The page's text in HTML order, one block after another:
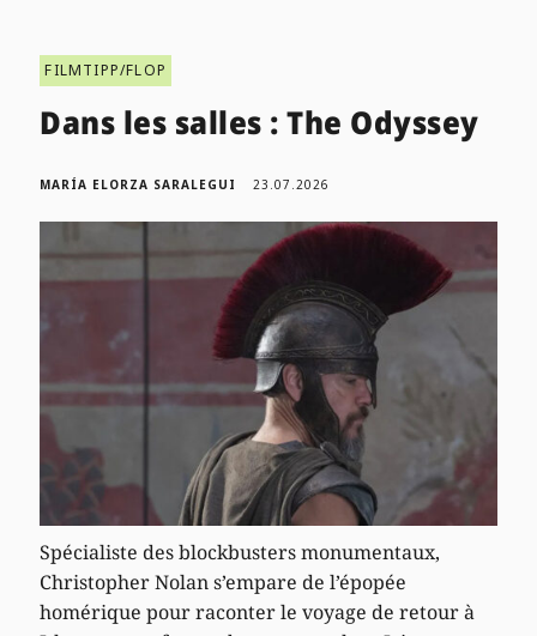
FILMTIPP/FLOP
Dans les salles : The Odyssey
MARÍA ELORZA SARALEGUI 23.07.2026
Spécialiste des blockbusters monumentaux,
Christopher Nolan s’empare de l’épopée
homérique pour raconter le voyage de retour à